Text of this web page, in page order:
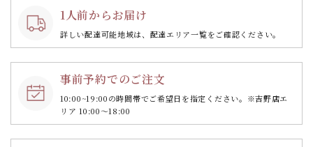
1人前からお届け
詳しい配達可能地域は、配達エリア一覧をご確認ください。
事前予約でのご注文
10:00~19:00の時間帯でご希望日を指定ください。 ※吉野店エ
リア 10:00～18:00